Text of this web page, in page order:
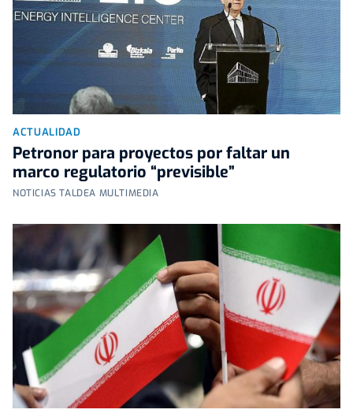
ACTUALIDAD
Petronor para proyectos por faltar un
marco regulatorio “previsible”
NOTICIAS TALDEA MULTIMEDIA